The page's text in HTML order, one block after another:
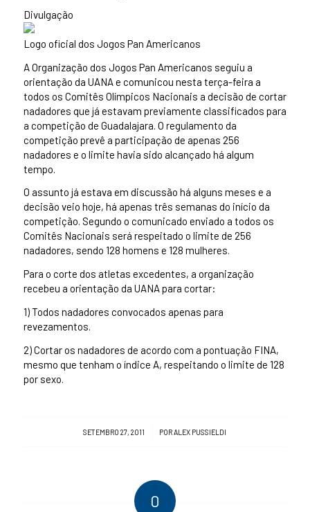
Divulgação
Logo oficial dos Jogos Pan Americanos
A Organização dos Jogos Pan Americanos seguiu a
orientação da UANA e comunicou nesta terça-feira a
todos os Comitês Olímpicos Nacionais a decisão de cortar
nadadores que já estavam previamente classificados para
a competição de Guadalajara. O regulamento da
competição prevê a participação de apenas 256
nadadores e o limite havia sido alcançado há algum
tempo.
O assunto já estava em discussão há alguns meses e a
decisão veio hoje, há apenas três semanas do início da
competição. Segundo o comunicado enviado a todos os
Comitês Nacionais será respeitado o limite de 256
nadadores, sendo 128 homens e 128 mulheres.
Para o corte dos atletas excedentes, a organização
recebeu a orientação da UANA para cortar:
1) Todos nadadores convocados apenas para
revezamentos.
2) Cortar os nadadores de acordo com a pontuação FINA,
mesmo que tenham o índice A, respeitando o limite de 128
por sexo.
SETEMBRO 27, 2011
/ PORALEX PUSSIELDI
0